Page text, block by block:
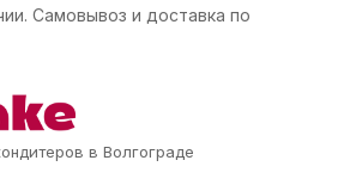
Самовывоз и доставка по
в Волгограде